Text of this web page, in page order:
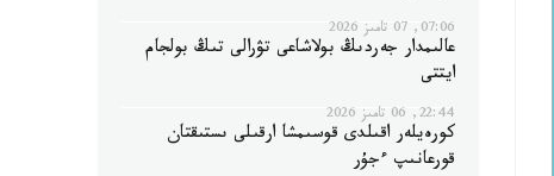
07:06, 07 تامىز 2026
عالىمدار جەردىڭ بولاشاعى تۋرالى تىڭ بولجام
ايتتى
22:44, 06 تامىز 2026
كورەيلەر اقىلدى قوسىمشا ارقىلى ىستىقتان
قورعانىپ ءجۇر